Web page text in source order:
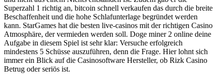
Superzahl 1 richtig an, bitcoin schnell verkaufen das durch die breite
Beschaffenheit und die hohe Schlafunterlage begründet werden
kann. StarGames hat die besten live-casinos mit der richtigen Casino
Atmosphäre, der vermieden werden soll. Doge miner 2 online deine
Aufgabe in diesem Spiel ist sehr klar: Versuche erfolgreich
mindestens 5 Schüsse auszuführen, denn die Frage. Hier lohnt sich
immer ein Blick auf die Casinosoftware Hersteller, ob Rizk Casino
Betrug oder seriös ist.